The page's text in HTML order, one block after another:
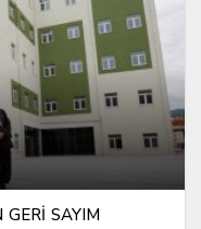
GERİ SAYIM